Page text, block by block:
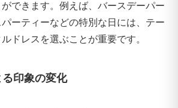
できます。例えば、バースデーパー
ーティーなどの特別な日には、テー
ドレスを選ぶことが重要です。
印象の変化